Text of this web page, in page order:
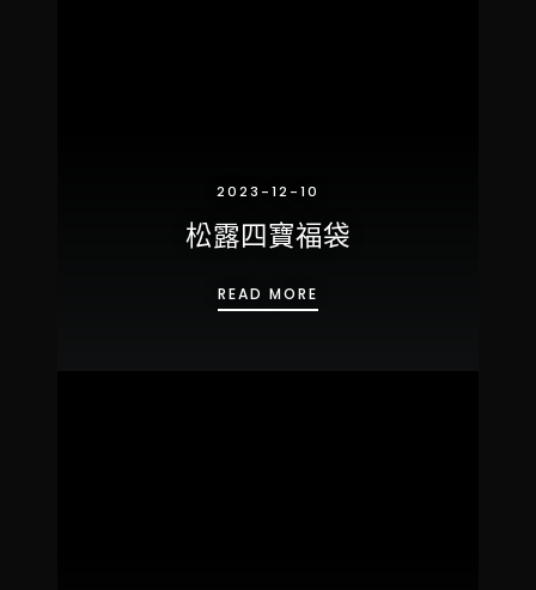
2023-12-10
松露四寶福袋
READ MORE